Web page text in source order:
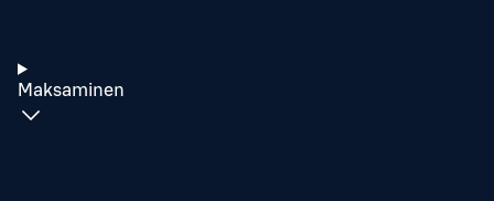
Maksaminen